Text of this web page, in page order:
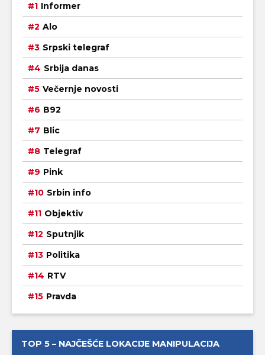
Informer
Alo
Srpski telegraf
Srbija danas
Večernje novosti
B92
Blic
Telegraf
Pink
Srbin info
Objektiv
Sputnjik
Politika
RTV
Pravda
TOP 5 – NAJČEŠĆE LOKACIJE MANIPULACIJA